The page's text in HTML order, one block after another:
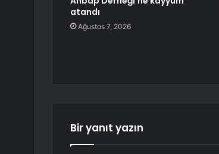
atandı
Ağustos 7, 2026
Bir yanıt yazın